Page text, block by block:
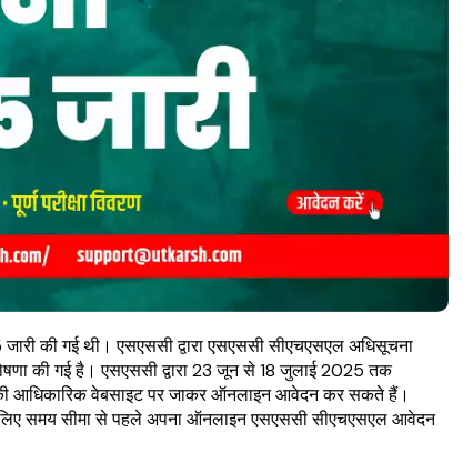
की गई थी। एसएससी द्वारा एसएससी सीएचएसएल अधिसूचना
की गई है। एसएससी द्वारा 23 जून से 18 जुलाई 2025 तक
आधिकारिक वेबसाइट पर जाकर ऑनलाइन आवेदन कर सकते हैं।
लिए समय सीमा से पहले अपना ऑनलाइन एसएससी सीएचएसएल आवेदन